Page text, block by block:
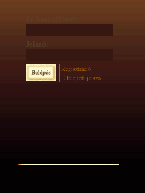
Jelszó:
Regisztráció
Elfelejtett jelszó